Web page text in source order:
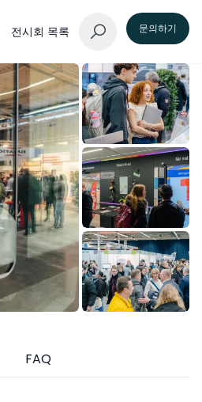
전시회 목록 문의하기
FAQ